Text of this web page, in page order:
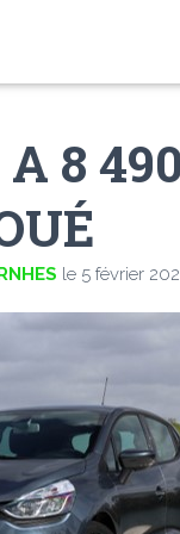
8
le 5 février